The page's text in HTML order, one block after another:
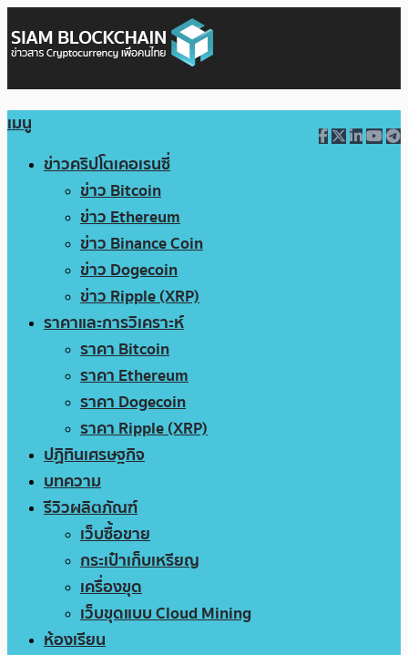
เมนู
ข่าวคริปโตเคอเรนซี่
ข่าว Bitcoin
ข่าว Ethereum
ข่าว Binance Coin
ข่าว Dogecoin
ข่าว Ripple (XRP)
ราคาและการวิเคราะห์
ราคา Bitcoin
ราคา Ethereum
ราคา Dogecoin
ราคา Ripple (XRP)
ปฏิทินเศรษฐกิจ
บทความ
รีวิวผลิตภัณฑ์
เว็บซื้อขาย
กระเป๋าเก็บเหรียญ
เครื่องขุด
เว็บขุดแบบ Cloud Mining
ห้องเรียน